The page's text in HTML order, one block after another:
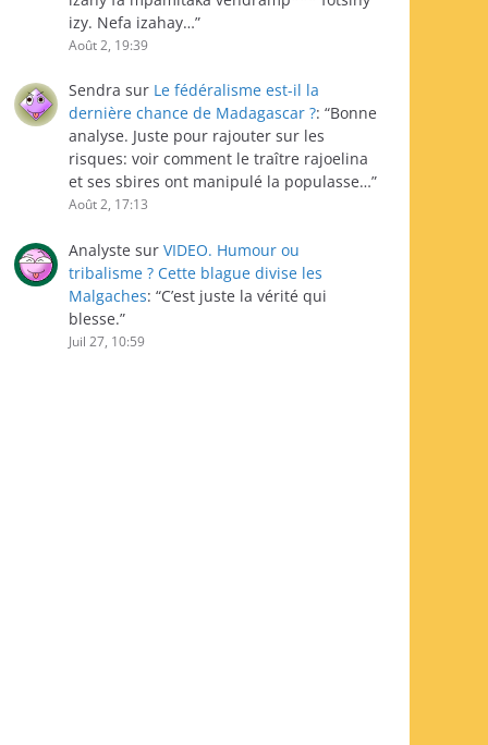
izy. Nefa izahay…”
Août 2, 19:39
Sendra sur Le fédéralisme est-il la
dernière chance de Madagascar ?: “Bonne
analyse. Juste pour rajouter sur les
risques: voir comment le traître rajoelina
et ses sbires ont manipulé la populasse…”
Août 2, 17:13
Analyste sur VIDEO. Humour ou
tribalisme ? Cette blague divise les
Malgaches: “C’est juste la vérité qui
blesse.”
Juil 27, 10:59